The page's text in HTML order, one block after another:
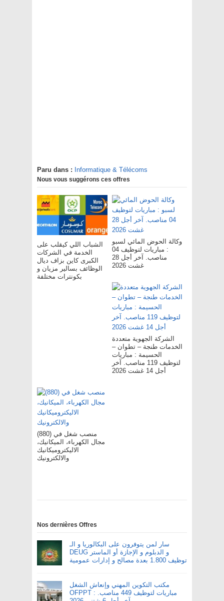
Paru dans : Informatique & Télécoms
Nous vous suggérons ces offres
الشباب اللي كيقلب على
الخدمة في الشركات
الكبرى كاين بزاف ديال
الوظائف بسالير مزيان و
بكونترات مختلفة
وكالة الحوض المائي لسبو
: مباريات لتوظيف 04
مناصب. آخر أجل 28
غشت 2026
الشركة الجهوية متعددة
الخدمات طنجة – تطوان –
الحسيمة : مباريات
لتوظيف 119 مناصب. آخر
أجل 14 غشت 2026
(880) منصب شغل في
مجال الكهرباء، الميكانيك،
الاليكتروميكانيك
والالكترونيك
Nos dernières Offres
سار لمن يتوفرون على البكالوريا و الـ
DEUG و الدبلوم و الإجازة أو الماستر
توظيف 1.800 بعدة مصالح و إدارات عمومية
مكتب التكوين المهني وإنعاش الشغل
OFPPT : مباريات لتوظيف 449 مناصب.